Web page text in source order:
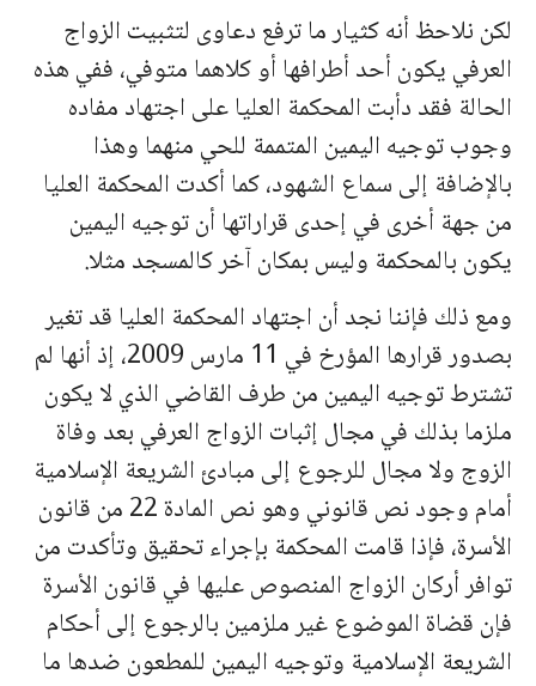
لكن نلاحظ أنه كثيار ما ترفع دعاوى لتثبيت الزواج
العرفي يكون أحد أطرافها أو كلاهما متوفي، ففي هذه
الحالة فقد دأبت المحكمة العليا على اجتهاد مفاده
وجوب توجيه اليمين المتممة للحي منهما وهذا
بالإضافة إلى سماع الشهود، كما أكدت المحكمة العليا
من جهة أخرى في إحدى قراراتها أن توجيه اليمين
يكون بالمحكمة وليس بمكان آخر كالمسجد مثلا.
ومع ذلك فإننا نجد أن اجتهاد المحكمة العليا قد تغير
بصدور قرارها المؤرخ في 11 مارس 2009، إذ أنها لم
تشترط توجيه اليمين من طرف القاضي الذي لا يكون
ملزما بذلك في مجال إثبات الزواج العرفي بعد وفاة
الزوج ولا مجال للرجوع إلى مبادئ الشريعة الإسلامية
أمام وجود نص قانوني وهو نص المادة 22 من قانون
الأسرة، فإذا قامت المحكمة بإجراء تحقيق وتأكدت من
توافر أركان الزواج المنصوص عليها في قانون الأسرة
فإن قضاة الموضوع غير ملزمين بالرجوع إلى أحكام
الشريعة الإسلامية وتوجيه اليمين للمطعون ضدها ما